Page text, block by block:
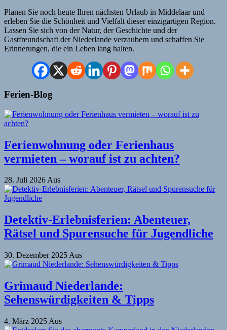
Planen Sie noch heute Ihren nächsten Urlaub in Middelaar und
erleben Sie die Schönheit und Vielfalt dieser einzigartigen Region.
Lassen Sie sich von der Natur, der Geschichte und der
Gastfreundschaft der Niederlande verzaubern und schaffen Sie
Erinnerungen, die ein Leben lang halten.
Ferien-Blog
Ferienwohnung oder Ferienhaus
vermieten – worauf ist zu achten?
28. Juli 2026Aus
Detektiv-Erlebnisferien: Abenteuer,
Rätsel und Spurensuche für Jugendliche
30. Dezember 2025 Aus
Grimaud Niederlande:
Sehenswürdigkeiten & Tipps
4. März 2025 Aus